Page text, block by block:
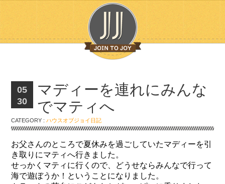
05
30
マディーを連れにみんな
でマティへ
CATEGORY :ハウスオブジョイ日記
お父さんのところで夏休みを過ごしていたマディーを引
き取りにマティへ行きました。
せっかくマティに行くので、どうせならみんなで行って
海で遊ぼうか！ということになりました。